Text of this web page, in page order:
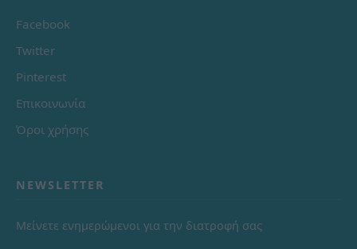
Facebook
Twitter
Pinterest
Επικοινωνία
Όροι χρήσης
NEWSLETTER
Μείνετε ενημερώμενοι για την διατροφή σας